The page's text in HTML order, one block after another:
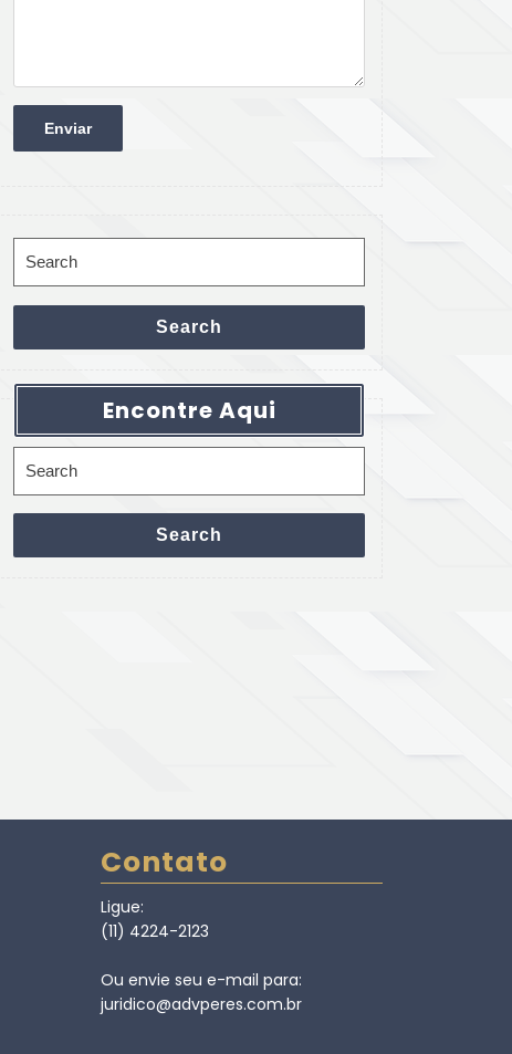
for:
Search
Encontre Aqui
for:
Search
Contato
Ligue:
(11) 4224-2123
Ou envie seu e-mail para:
juridico@advperes.com.br